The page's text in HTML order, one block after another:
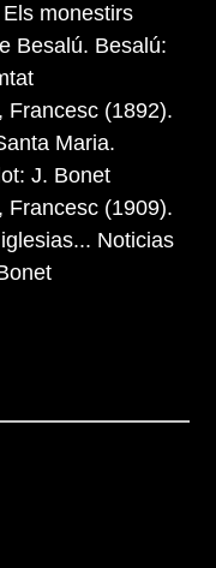
monestirs
Besalú. Besalú:
Francesc (1892).
Maria.
J. Bonet
Francesc (1909).
Noticias